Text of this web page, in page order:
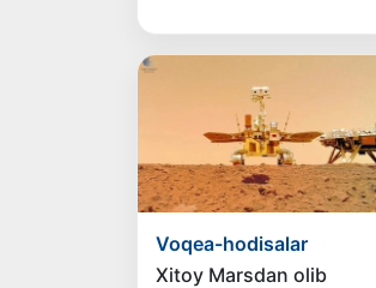
Voqea-hodisalar
Xitoy Marsdan olib